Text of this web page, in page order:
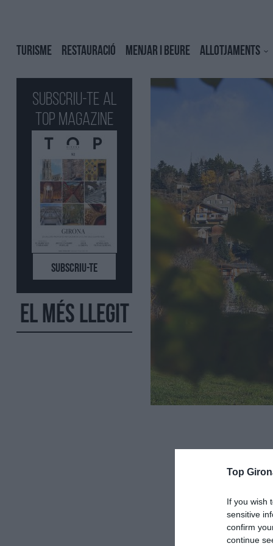
Top
If you wish
sensitive
confirm
continue
TURISME RESTAURACIÓ MENJAR I BEURE ALLOTJAMENTS
Subscriu-te al
Top Magazine
SUBSCRIU-TE
El més llegit